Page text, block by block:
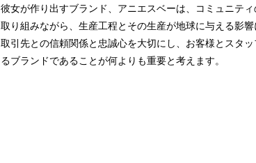
彼女が作り出すブランド、アニエスベーは、コミュニテ
取り組みながら、生産工程とその生産が地球に与える影
取引先との信頼関係と忠誠心を大切にし、お客様とスタ
るブランドであることが何よりも重要と考えます。